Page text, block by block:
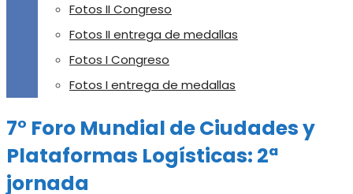
Fotos II Congreso
Fotos II entrega de medallas
Fotos I Congreso
Fotos I entrega de medallas
7° Foro Mundial de Ciudades y
Plataformas Logísticas: 2ª
jornada